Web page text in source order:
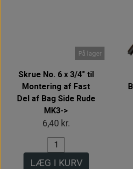
På lager
Skrue No. 6 x 3/4" til
Montering af Fast
Del af Bag Side Rude
MK3->
6,40 kr.
LÆG I KURV